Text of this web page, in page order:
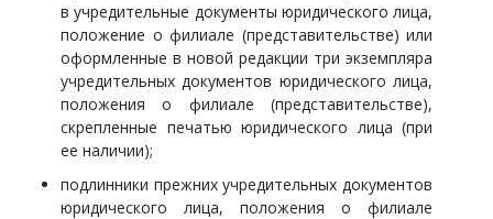
в учредительные документы юридического лица,
положение о филиале (представительстве) или
оформленные в новой редакции три экземпляра
учредительных документов юридического лица,
положения о филиале (представительстве),
скрепленные печатью юридического лица (при
ее наличии);
подлинники прежних учредительных документов
юридического лица, положения о филиале